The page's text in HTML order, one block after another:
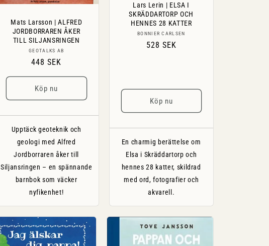
Mats Larsson | ALFRED
JORDBORRAREN ÅKER
TILL SILJANSRINGEN
Säljare:
GEOTALKS AB
Ordinarie
448 SEK
Köp nu
Upptäck geoteknik och
geologi med Alfred
Jordborraren åker till
Siljansringen – en spännande
barnbok som väcker
nyfikenhet!
Lars Lerin | ELSA I
SKRÄDDARTORP OCH
HENNES 28 KATTER
Säljare:
BONNIER CARLSEN
Ordinarie
528 SEK
Köp nu
En charmig berättelse om
Elsa i Skräddartorp och
hennes 28 katter, skildrad
med ord, fotografier och
akvarell.